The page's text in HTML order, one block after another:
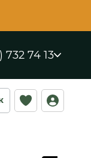
жилет
732 74 13